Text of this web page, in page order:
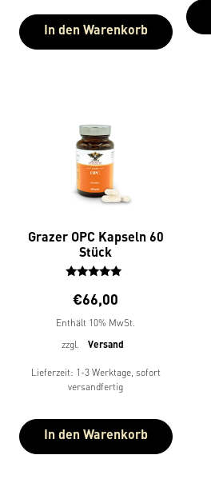
In den Warenkorb
Grazer OPC Kapseln 60
Stück
Bewertet
mit
5.00
von 5
€66,00
Enthält 10% MwSt.
zzgl.
Versand
Lieferzeit: 1-3 Werktage, sofort
versandfertig
In den Warenkorb